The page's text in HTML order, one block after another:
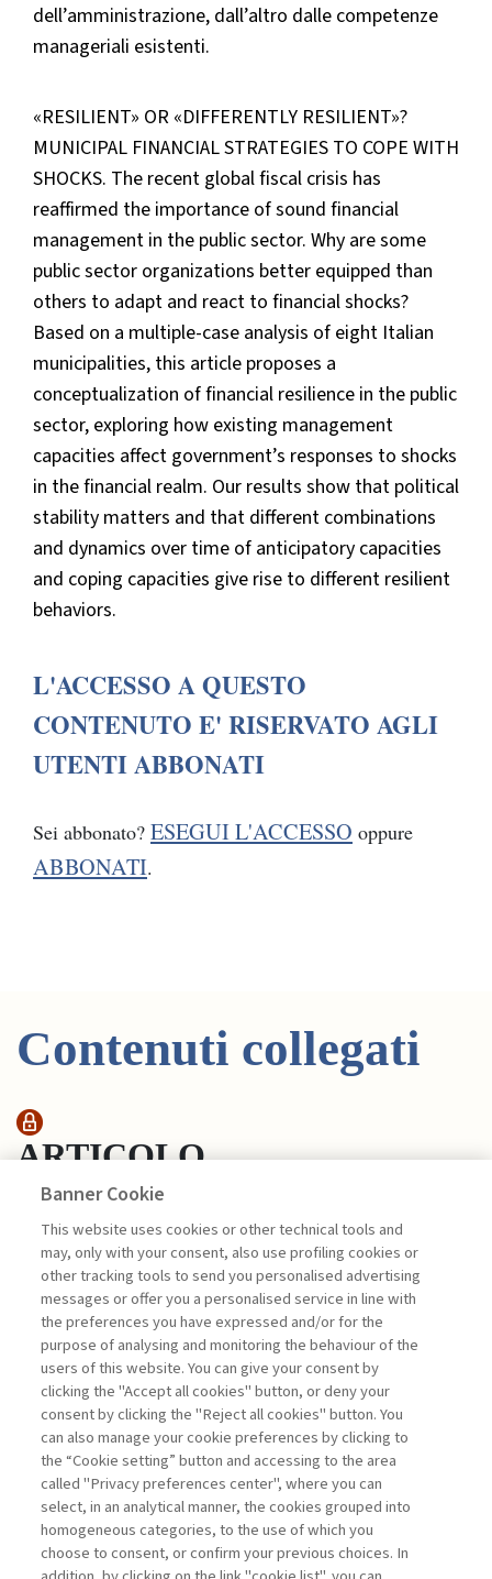
dell’amministrazione, dall’altro dalle competenze
manageriali esistenti.
«RESILIENT» OR «DIFFERENTLY RESILIENT»?
MUNICIPAL FINANCIAL STRATEGIES TO COPE WITH
SHOCKS. The recent global fiscal crisis has
reaffirmed the importance of sound financial
management in the public sector. Why are some
public sector organizations better equipped than
others to adapt and react to financial shocks?
Based on a multiple-case analysis of eight Italian
municipalities, this article proposes a
conceptualization of financial resilience in the public
sector, exploring how existing management
capacities affect government’s responses to shocks
in the financial realm. Our results show that political
stability matters and that different combinations
and dynamics over time of anticipatory capacities
and coping capacities give rise to different resilient
behaviors.
L'ACCESSO A QUESTO
CONTENUTO E' RISERVATO AGLI
UTENTI ABBONATI
Sei abbonato? ESEGUI L'ACCESSO oppure
ABBONATI.
Contenuti collegati
ARTICOLO
RETI CIVICHE: LA
“RIVOLUZIONE TELEMATICA ...
di Pilotti Luciano
La consultazione dei libri è riservata esclusivamente
agli abbonati Premium
Legenda: Accedi Per registrati Per abbonati
Banner Cookie
This website uses cookies or other technical tools and
may, only with your consent, also use profiling cookies or
other tracking tools to send you personalised advertising
messages or offer you a personalised service in line with
the preferences you have expressed and/or for the
purpose of analysing and monitoring the behaviour of the
users of this website. You can give your consent by
clicking the "Accept all cookies" button, or deny your
consent by clicking the "Reject all cookies" button. You
can also manage your cookie preferences by clicking to
the “Cookie setting” button and accessing to the area
called "Privacy preferences center", where you can
select, in an analytical manner, the cookies grouped into
homogeneous categories, to the use of which you
choose to consent, or confirm your previous choices. In